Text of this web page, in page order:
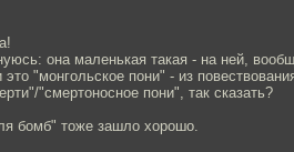
она маленькая такая - на ней,
"монгольское пони" - из
"смертоносное пони", так сказать?
бомб" тоже зашло хорошо.